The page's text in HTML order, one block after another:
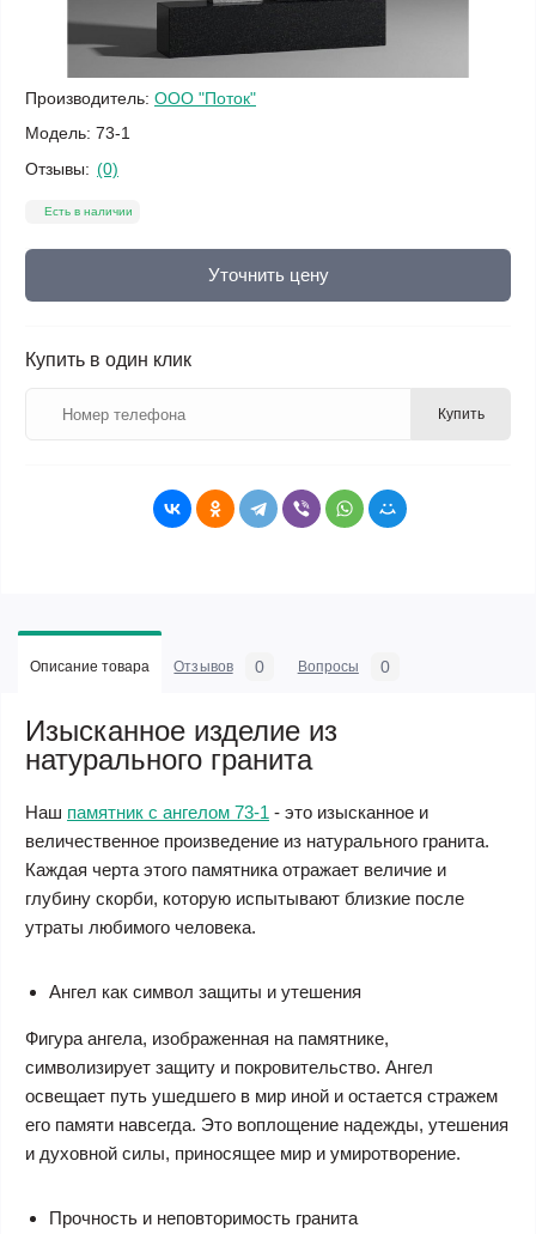
Производитель: ООО "Поток"
Модель: 73-1
Отзывы: (0)
Есть в наличии
Уточнить цену
Купить в один клик
Купить
Описание товара Отзывов 0 Вопросы 0
Изысканное изделие из
натурального гранита
Наш памятник с ангелом 73-1 - это изысканное и
величественное произведение из натурального гранита.
Каждая черта этого памятника отражает величие и
глубину скорби, которую испытывают близкие после
утраты любимого человека.
Ангел как символ защиты и утешения
Фигура ангела, изображенная на памятнике,
символизирует защиту и покровительство. Ангел
освещает путь ушедшего в мир иной и остается стражем
его памяти навсегда. Это воплощение надежды, утешения
и духовной силы, приносящее мир и умиротворение.
Прочность и неповторимость гранита